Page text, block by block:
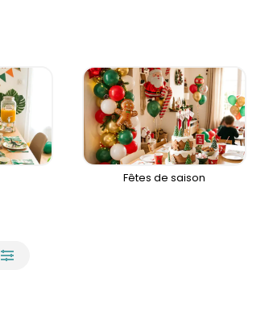
Fêtes de saison